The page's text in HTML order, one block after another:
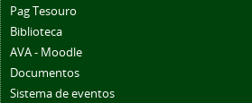
Pag Tesouro
Biblioteca
AVA - Moodle
Documentos
Sistema de eventos